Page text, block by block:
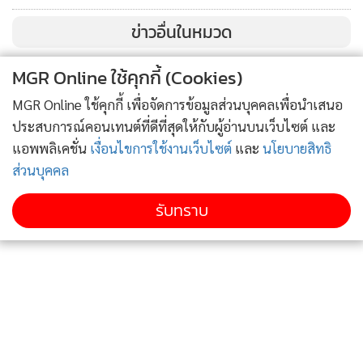
ข่าวอื่นในหมวด
MGR Online ใช้คุกกี้ (Cookies)
MGR Online ใช้คุกกี้ เพื่อจัดการข้อมูลส่วนบุคคลเพื่อนำเสนอ
ประสบการณ์คอนเทนต์ที่ดีที่สุดให้กับผู้อ่านบนเว็บไซต์ และ
แอพพลิเคชั่น เงื่อนไขการใช้งานเว็บไซต์ และ นโยบายสิทธิ
ส่วนบุคคล
รับทราบ